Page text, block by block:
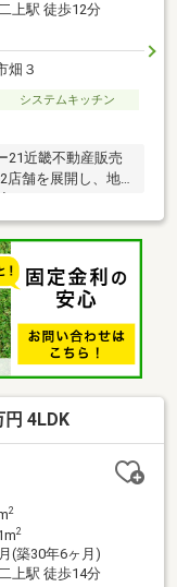
上駅 徒歩12分
畑３
システムキッチン
21近畿不動産販売
店舗を展開し、地
対応し、ご入居後
たします。センチ
購入後のアフター
ポートいたしま
気軽にご相談くだ
4LDK
2
2
(築30年6ヶ月)
上駅 徒歩14分